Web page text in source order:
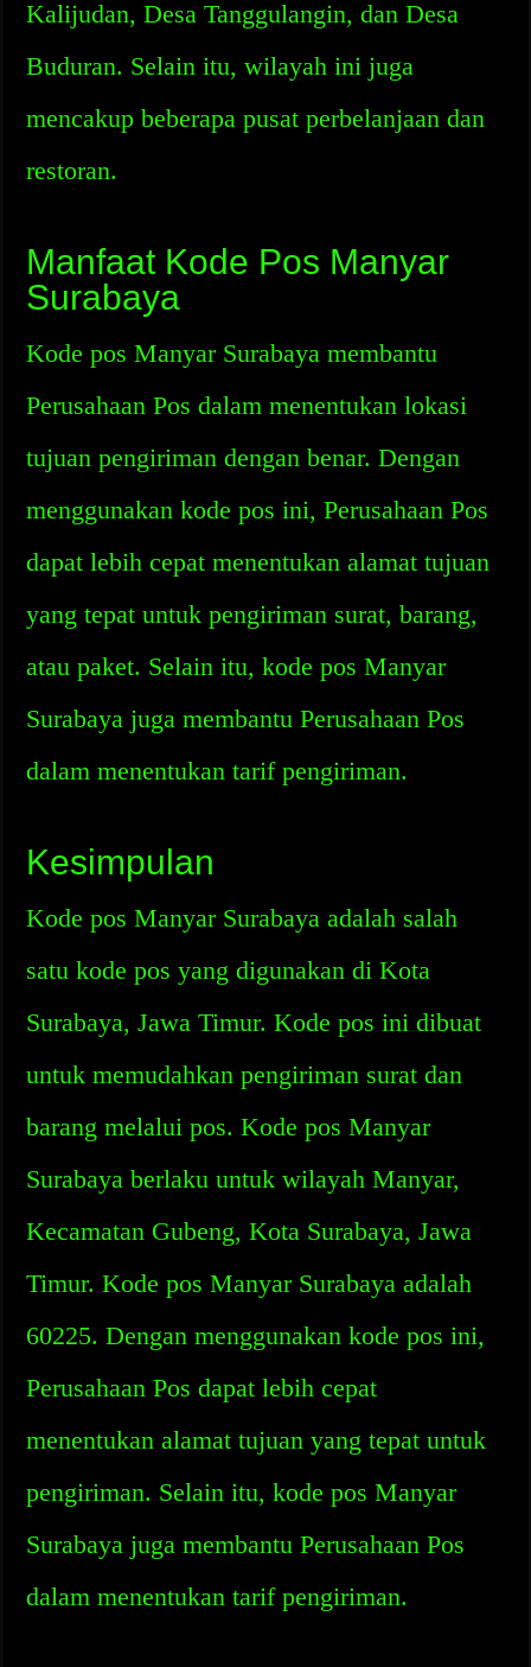
Kalijudan, Desa Tanggulangin, dan Desa
Buduran. Selain itu, wilayah ini juga
mencakup beberapa pusat perbelanjaan dan
restoran.
Manfaat Kode Pos Manyar
Surabaya
Kode pos Manyar Surabaya membantu
Perusahaan Pos dalam menentukan lokasi
tujuan pengiriman dengan benar. Dengan
menggunakan kode pos ini, Perusahaan Pos
dapat lebih cepat menentukan alamat tujuan
yang tepat untuk pengiriman surat, barang,
atau paket. Selain itu, kode pos Manyar
Surabaya juga membantu Perusahaan Pos
dalam menentukan tarif pengiriman.
Kesimpulan
Kode pos Manyar Surabaya adalah salah
satu kode pos yang digunakan di Kota
Surabaya, Jawa Timur. Kode pos ini dibuat
untuk memudahkan pengiriman surat dan
barang melalui pos. Kode pos Manyar
Surabaya berlaku untuk wilayah Manyar,
Kecamatan Gubeng, Kota Surabaya, Jawa
Timur. Kode pos Manyar Surabaya adalah
60225. Dengan menggunakan kode pos ini,
Perusahaan Pos dapat lebih cepat
menentukan alamat tujuan yang tepat untuk
pengiriman. Selain itu, kode pos Manyar
Surabaya juga membantu Perusahaan Pos
dalam menentukan tarif pengiriman.